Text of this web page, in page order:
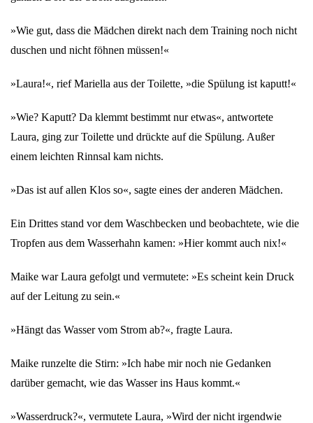
»Wie gut, dass die Mädchen direkt nach dem Training noch nicht
duschen und nicht föhnen müssen!«
»Laura!«, rief Mariella aus der Toilette, »die Spülung ist kaputt!«
»Wie? Kaputt? Da klemmt bestimmt nur etwas«, antwortete
Laura, ging zur Toilette und drückte auf die Spülung. Außer
einem leichten Rinnsal kam nichts.
»Das ist auf allen Klos so«, sagte eines der anderen Mädchen.
Ein Drittes stand vor dem Waschbecken und beobachtete, wie die
Tropfen aus dem Wasserhahn kamen: »Hier kommt auch nix!«
Maike war Laura gefolgt und vermutete: »Es scheint kein Druck
auf der Leitung zu sein.«
»Hängt das Wasser vom Strom ab?«, fragte Laura.
Maike runzelte die Stirn: »Ich habe mir noch nie Gedanken
darüber gemacht, wie das Wasser ins Haus kommt.«
»Wasserdruck?«, vermutete Laura, »Wird der nicht irgendwie